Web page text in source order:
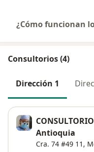
¿Cómo funcionan
Consultorios (4)
Dirección 1
Antioquia
Cra. 74 #49 11,